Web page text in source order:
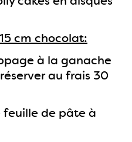
cm chocolat:
à la ganache
au frais 30
feuille de pâte à